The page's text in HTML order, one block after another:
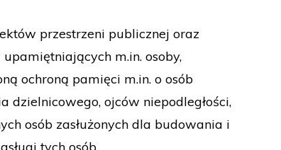
przestrzeni publicznej oraz
m.in. osoby,
ochroną pamięci m.in. o osób
dzielnicowego, ojców niepodległości,
osób zasłużonych dla budowania i